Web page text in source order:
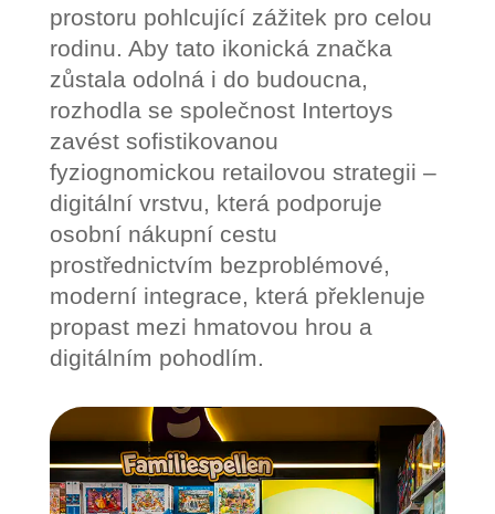
prostoru pohlcující zážitek pro celou
rodinu. Aby tato ikonická značka
zůstala odolná i do budoucna,
rozhodla se společnost Intertoys
zavést sofistikovanou
fyziognomickou retailovou strategii –
digitální vrstvu, která podporuje
osobní nákupní cestu
prostřednictvím bezproblémové,
moderní integrace, která překlenuje
propast mezi hmatovou hrou a
digitálním pohodlím.